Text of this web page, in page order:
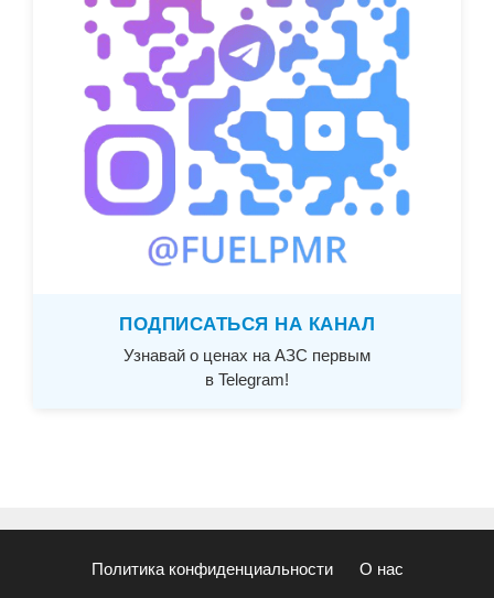
ПОДПИСАТЬСЯ НА КАНАЛ
Узнавай о ценах на АЗС первым
в Telegram!
Политика конфиденциальности О нас